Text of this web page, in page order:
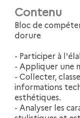
Contenu
Bloc de compétence n°1: Élaborer un projet de
dorure
- Participer à
- Appliquer une
- Collecter,
informations
esthétiques.
- Analyser les